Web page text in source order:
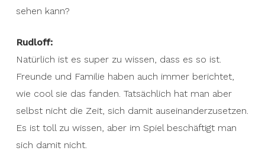
sehen kann?
Rudloff:
Natürlich ist es super zu wissen, dass es so ist.
Freunde und Familie haben auch immer berichtet,
wie cool sie das fanden. Tatsächlich hat man aber
selbst nicht die Zeit, sich damit auseinanderzusetzen.
Es ist toll zu wissen, aber im Spiel beschäftigt man
sich damit nicht.